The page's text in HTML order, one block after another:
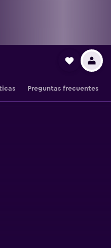
Preguntas frecuentes